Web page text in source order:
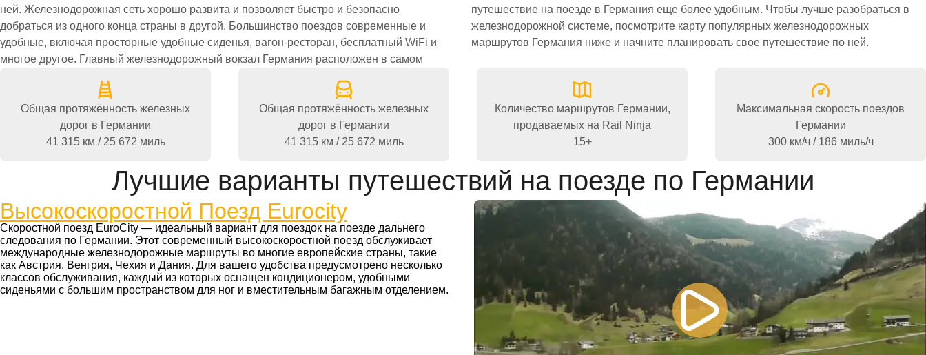
ней. Железнодорожная сеть хорошо развита и позволяет быстро и безопасно
добраться из одного конца страны в другой. Большинство поездов современные и
удобные, включая просторные удобные сиденья, вагон-ресторан, бесплатный WiFi и
многое другое. Главный железнодорожный вокзал Германия расположен в самом
путешествие на поезде в Германия еще более удобным. Чтобы лучше разобраться в
железнодорожной системе, посмотрите карту популярных железнодорожных
маршрутов Германия ниже и начните планировать свое путешествие по ней.
Общая протяжённость железных
дорог в Германии
41 315 км / 25 672 миль
Общая протяжённость железных
дорог в Германии
41 315 км / 25 672 миль
Количество маршрутов Германии,
продаваемых на Rail Ninja
15+
Максимальная скорость поездов
Германии
300 км/ч / 186 миль/ч
Лучшие варианты путешествий на поезде по Германии
Высокоскоростной Поезд Eurocity
Скоростной поезд EuroCity — идеальный вариант для поездок на поезде дальнего
следования по Германии. Этот современный высокоскоростной поезд обслуживает
международные железнодорожные маршруты во многие европейские страны, такие
как Австрия, Венгрия, Чехия и Дания. Для вашего удобства предусмотрено несколько
классов обслуживания, каждый из которых оснащен кондиционером, удобными
сиденьями с большим пространством для ног и вместительным багажным отделением.